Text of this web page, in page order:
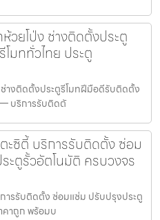
วยโป่ง ช่างติดตั้งประตู
มททั่วไทย ประตู
ช่างติดตั้งประตูรีโมทฝีมือดีรับติดตั้ง
— บริการรับติดตั
ซิตี้ บริการรับติดตั้ง ซ่อม
ะตูรั้วอัตโนมัติ ครบวงจร
รรับติดตั้ง ซ่อมแซ่ม ปรับปรุงประตู
คาถูก พร้อมบ